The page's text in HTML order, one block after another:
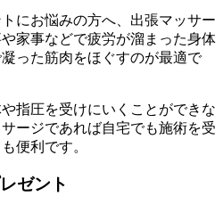
にお悩みの方へ、出張マッサー
家事などで疲労が溜まった身体
った筋肉をほぐすのが最適で
指圧を受けにいくことができな
ージであれば自宅でも施術を受
便利です。
ゼント